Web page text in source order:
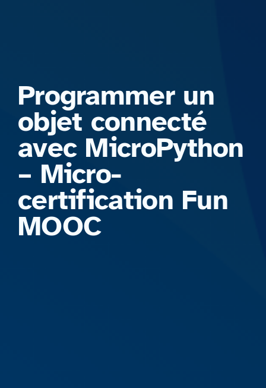
Programmer un
objet connecté
avec MicroPython
– Micro-
certification Fun
MOOC